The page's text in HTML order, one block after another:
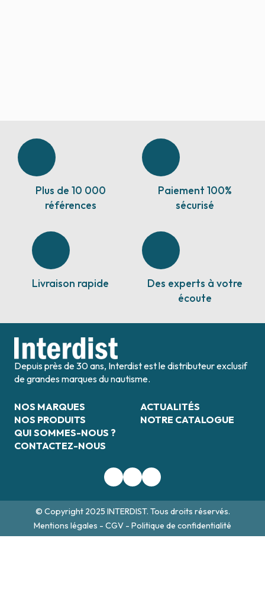
Plus de 10 000
références
Paiement 100%
sécurisé
Livraison rapide
Des experts à votre
écoute
Depuis près de 30 ans, Interdist est le distributeur exclusif
de grandes marques du nautisme.
NOS MARQUES
NOS PRODUITS
QUI SOMMES-NOUS ?
CONTACTEZ-NOUS
ACTUALITÉS
NOTRE CATALOGUE
© Copyright 2025 INTERDIST. Tous droits réservés.
Mentions légales - CGV - Politique de confidentialité